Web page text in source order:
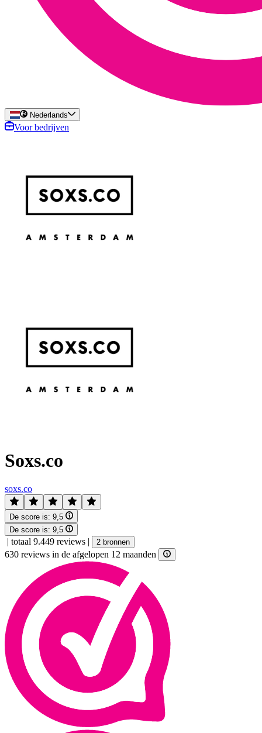
Nederlands
Voor bedrijven
Soxs.co
soxs.co
De score is: 9,5
De score is: 9,5
| totaal 9.449 reviews | 2 bronnen
630 reviews in de afgelopen 12 maanden